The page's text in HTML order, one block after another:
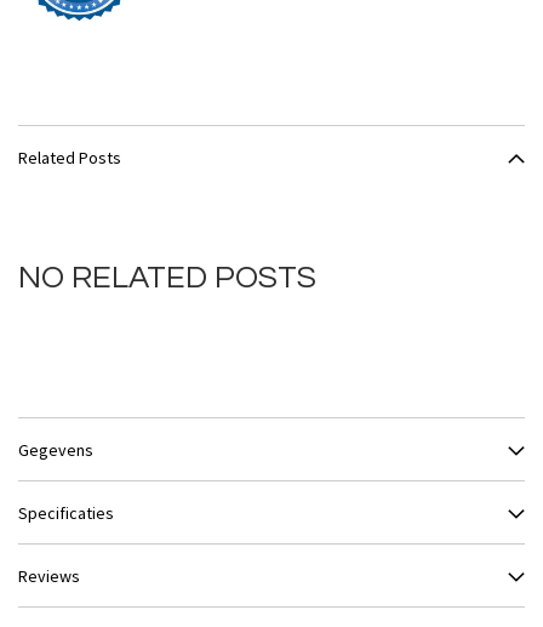
Related Posts
NO RELATED POSTS
Gegevens
Specificaties
Reviews